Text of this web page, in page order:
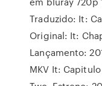
Traduzido: It:
Original: It:
Lançamento:
MKV It: